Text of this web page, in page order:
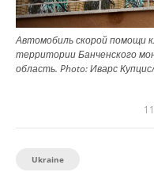
Автомобиль скорой помощи
территории Банченского
область. Photo:Иварс
Ukraine